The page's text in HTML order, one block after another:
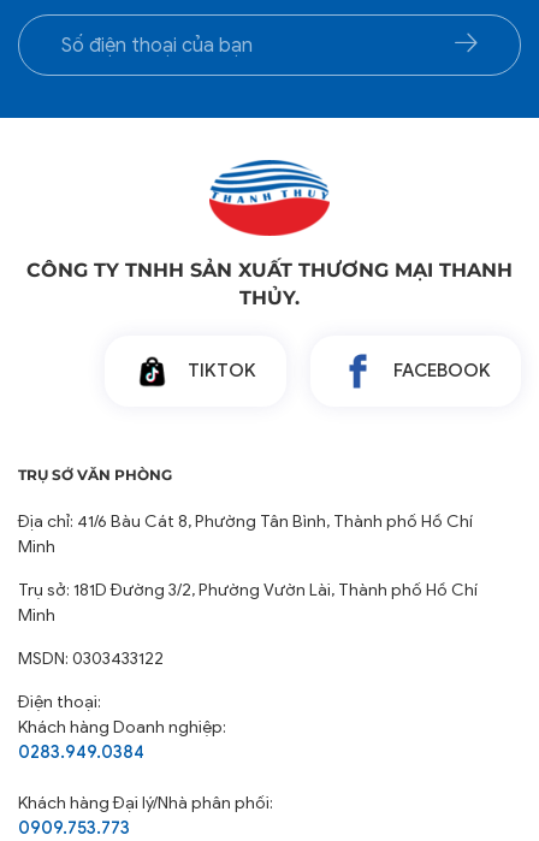
CÔNG TY TNHH SẢN XUẤT THƯƠNG MẠI THANH
THỦY.
TIKTOK FACEBOOK
TRỤ SỞ VĂN PHÒNG
Địa chỉ: 41/6 Bàu Cát 8, Phường Tân Bình, Thành phố Hồ Chí
Minh
Trụ sở: 181D Đường 3/2, Phường Vườn Lài, Thành phố Hồ Chí
Minh
MSDN: 0303433122
Điện thoại:
Khách hàng Doanh nghiệp:
0283.949.0384
Khách hàngĐại lý/Nhà phân phối:
0909.753.773